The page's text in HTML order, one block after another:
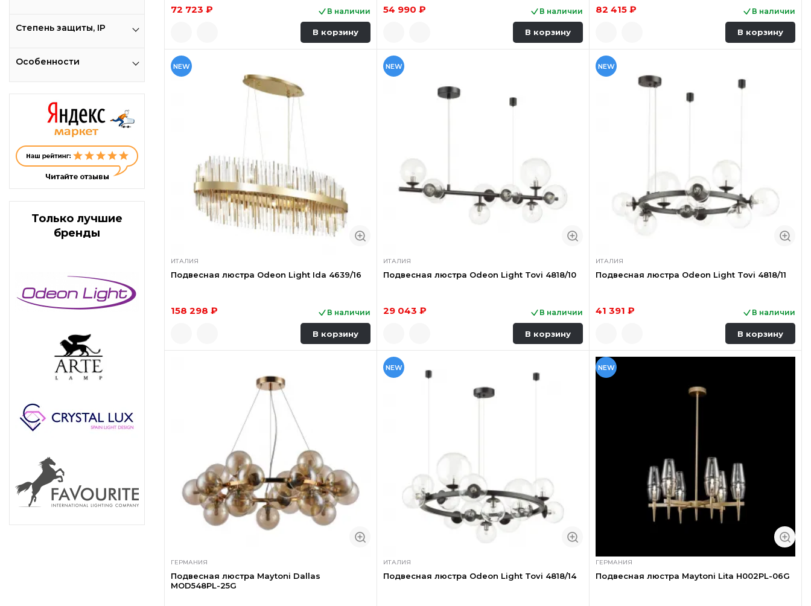
Степень защиты, IP
Особенности
Только лучшие
бренды
72 723 ₽ В наличии
В корзину
54 990 ₽ В наличии
В корзину
82 415 ₽ В наличии
В корзину
NEW
ИТАЛИЯ
Подвесная люстра Odeon Light Ida 4639/16
158 298 ₽ В наличии
В корзину
NEW
ИТАЛИЯ
Подвесная люстра Odeon Light Tovi 4818/10
29 043 ₽ В наличии
В корзину
NEW
ИТАЛИЯ
Подвесная люстра Odeon Light Tovi 4818/11
41 391 ₽ В наличии
В корзину
ГЕРМАНИЯ
Подвесная люстра Maytoni Dallas
MOD548PL-25G
NEW
ИТАЛИЯ
Подвесная люстра Odeon Light Tovi 4818/14
NEW
ГЕРМАНИЯ
Подвесная люстра Maytoni Lita H002PL-06G